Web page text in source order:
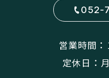
052-
営業時間
定休日：